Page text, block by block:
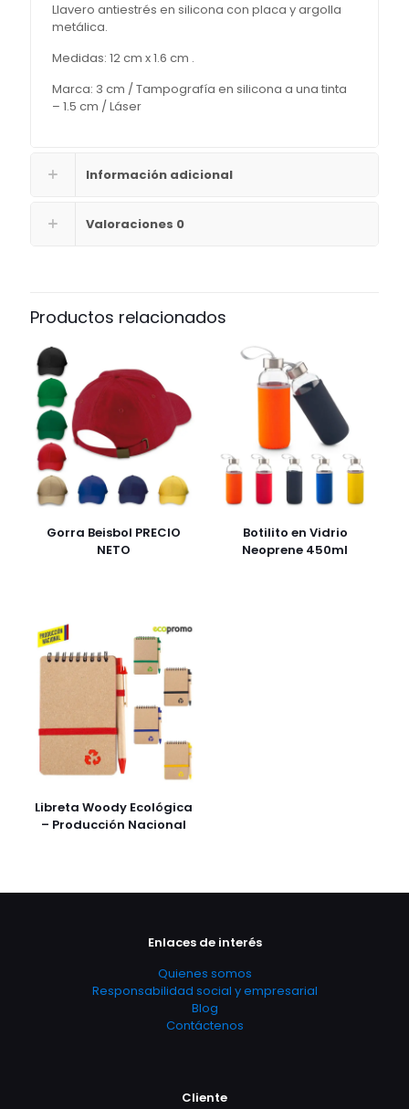
Llavero antiestrés en silicona con placa y argolla
metálica.
Medidas: 12 cm x 1.6 cm .
Marca: 3 cm / Tampografía en silicona a una tinta
– 1.5 cm / Láser
Información adicional
Valoraciones 0
Productos relacionados
Gorra Beisbol PRECIO
NETO
Botilito en Vidrio
Neoprene 450ml
Libreta Woody Ecológica
– Producción Nacional
Enlaces de interés
Quienes somos
Responsabilidad social y empresarial
Blog
Contáctenos
Cliente